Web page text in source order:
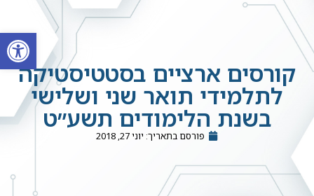
פתח
קורסים ארציים בסטטיסטיקה
לתלמידי תואר שני ושלישי
בשנת הלימודים תשע״ט
פורסם בתאריך: יוני 27, 2018